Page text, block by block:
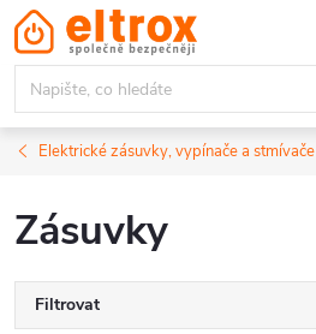
Přejít
na
obsah
Elektrické zásuvky, vypínače a stmívače
Zásuvky
Filtrovat